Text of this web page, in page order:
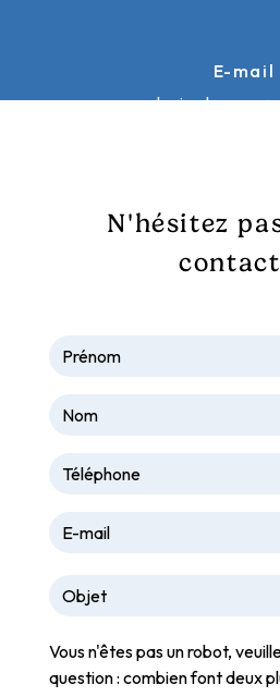
E-mail
N'hésitez
Vous n'êtes pas un robot,
question : combien font deux